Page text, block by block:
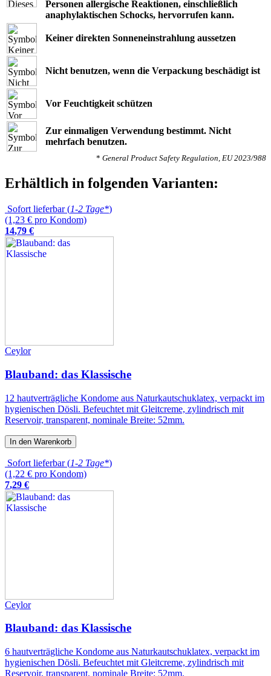
Personen allergische Reaktionen, einschließlich
anaphylaktischen Schocks, hervorrufen kann.
Keiner direkten Sonneneinstrahlung aussetzen
Nicht benutzen, wenn die Verpackung beschädigt ist
Vor Feuchtigkeit schützen
Zur einmaligen Verwendung bestimmt. Nicht
mehrfach benutzen.
* General Product Safety Regulation, EU 2023/988
Erhältlich in folgenden Varianten:
Sofort lieferbar (1-2 Tage*)
(1,23 € pro Kondom)
14,79 €
Ceylor
Blauband: das Klassische
12 hautverträgliche Kondome aus Naturkautschuklatex, verpackt im
hygienischen Dösli. Befeuchtet mit Gleitcreme, zylindrisch mit
Reservoir, transparent, nominale Breite: 52mm.
In den Warenkorb
Sofort lieferbar (1-2 Tage*)
(1,22 € pro Kondom)
7,29 €
Ceylor
Blauband: das Klassische
6 hautverträgliche Kondome aus Naturkautschuklatex, verpackt im
hygienischen Dösli. Befeuchtet mit Gleitcreme, zylindrisch mit
Reservoir, transparent, nominale Breite: 52mm.